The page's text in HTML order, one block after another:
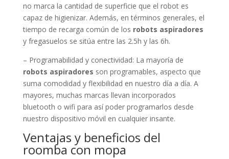
no marca la cantidad de superficie que el robot es
capaz de higienizar. Además, en términos generales, el
tiempo de recarga común de los robots aspiradores
y fregasuelos se sitúa entre las 2.5h y las 6h.
– Programabilidad y conectividad: La mayoría de
robots aspiradores son programables, aspecto que
suma comodidad y flexibilidad en nuestro día a día. A
mayores, muchas marcas llevan incorporados
bluetooth o wifi para así poder programarlos desde
nuestro dispositivo móvil en cualquier insante.
Ventajas y beneficios del
roomba con mopa